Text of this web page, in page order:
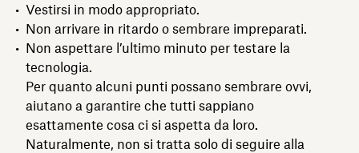
Vestirsi in modo appropriato.
Non arrivare in ritardo o sembrare impreparati.
Non aspettare l’ultimo minuto per testare la
tecnologia.
Per quanto alcuni punti possano sembrare ovvi,
aiutano a garantire che tutti sappiano
esattamente cosa ci si aspetta da loro.
Naturalmente, non si tratta solo di seguire alla